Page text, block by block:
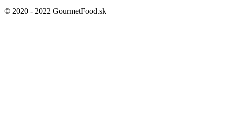
© 2020 - 2022 GourmetFood.sk